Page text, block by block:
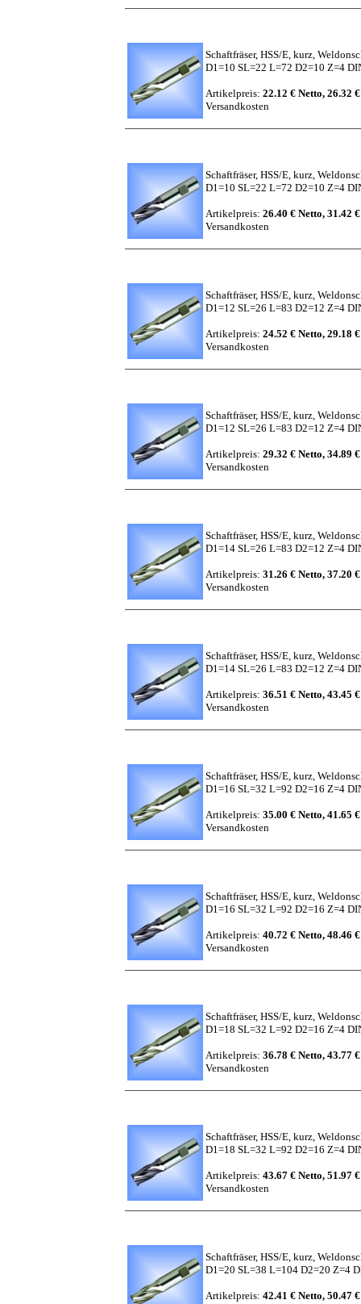
Schaftfräser, HSS/E, kurz,
D1=10 SL=22 L=72 D2=10 Z=4
Artikelpreis: 22.12 € Netto, 26.32
Versandkosten
Schaftfräser, HSS/E, kurz,
D1=10 SL=22 L=72 D2=10 Z=4
Artikelpreis: 26.40 € Netto, 31.42
Versandkosten
Schaftfräser, HSS/E, kurz,
D1=12 SL=26 L=83 D2=12 Z=4
Artikelpreis: 24.52 € Netto, 29.18
Versandkosten
Schaftfräser, HSS/E, kurz,
D1=12 SL=26 L=83 D2=12 Z=4
Artikelpreis: 29.32 € Netto, 34.89
Versandkosten
Schaftfräser, HSS/E, kurz,
D1=14 SL=26 L=83 D2=12 Z=4
Artikelpreis: 31.26 € Netto, 37.20
Versandkosten
Schaftfräser, HSS/E, kurz,
D1=14 SL=26 L=83 D2=12 Z=4
Artikelpreis: 36.51 € Netto, 43.45
Versandkosten
Schaftfräser, HSS/E, kurz,
D1=16 SL=32 L=92 D2=16 Z=4
Artikelpreis: 35.00 € Netto, 41.65
Versandkosten
Schaftfräser, HSS/E, kurz,
D1=16 SL=32 L=92 D2=16 Z=4
Artikelpreis: 40.72 € Netto, 48.46
Versandkosten
Schaftfräser, HSS/E, kurz,
D1=18 SL=32 L=92 D2=16 Z=4
Artikelpreis: 36.78 € Netto, 43.77
Versandkosten
Schaftfräser, HSS/E, kurz,
D1=18 SL=32 L=92 D2=16 Z=4
Artikelpreis: 43.67 € Netto, 51.97
Versandkosten
Schaftfräser, HSS/E, kurz,
D1=20 SL=38 L=104 D2=20 Z=4
Artikelpreis: 42.41 € Netto, 50.47